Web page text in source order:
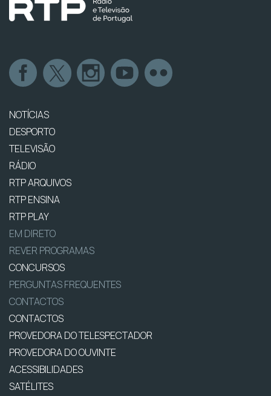
NOTÍCIAS
DESPORTO
TELEVISÃO
RÁDIO
RTP ARQUIVOS
RTP ENSINA
RTP PLAY
EM DIRETO
REVER PROGRAMAS
CONCURSOS
PERGUNTAS FREQUENTES
CONTACTOS
CONTACTOS
PROVEDORA DO TELESPECTADOR
PROVEDORA DO OUVINTE
ACESSIBILIDADES
SATÉLITES